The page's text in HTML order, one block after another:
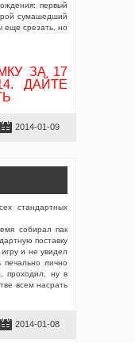
первый
сумашедший
еще срезать. но
ЗА 17
ДАЙТЕ
2014-01-09
стандартных
собирал пак
поставку
и не увидел
лично
проходил, ну в
всем насрать
2014-01-08